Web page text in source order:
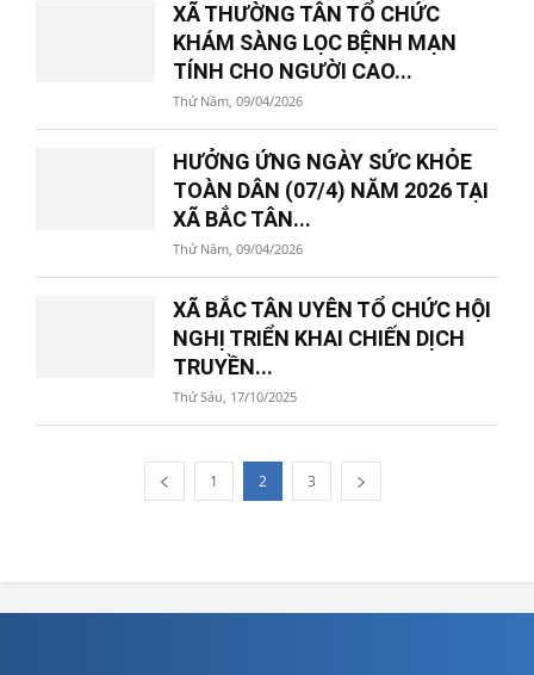
XÃ THƯỜNG TÂN TỔ CHỨC
KHÁM SÀNG LỌC BỆNH MẠN
TÍNH CHO NGƯỜI CAO...
Thứ Năm, 09/04/2026
HƯỞNG ỨNG NGÀY SỨC KHỎE
TOÀN DÂN (07/4) NĂM 2026 TẠI
XÃ BẮC TÂN...
Thứ Năm, 09/04/2026
XÃ BẮC TÂN UYÊN TỔ CHỨC HỘI
NGHỊ TRIỂN KHAI CHIẾN DỊCH
TRUYỀN...
Thứ Sáu, 17/10/2025
1 2 3